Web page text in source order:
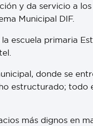
y da servicio a
Municipal DIF.
escuela primaria
donde se
estructurado; todo
más dignos en